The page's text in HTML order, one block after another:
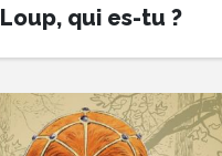
Loup, qui es-tu ?